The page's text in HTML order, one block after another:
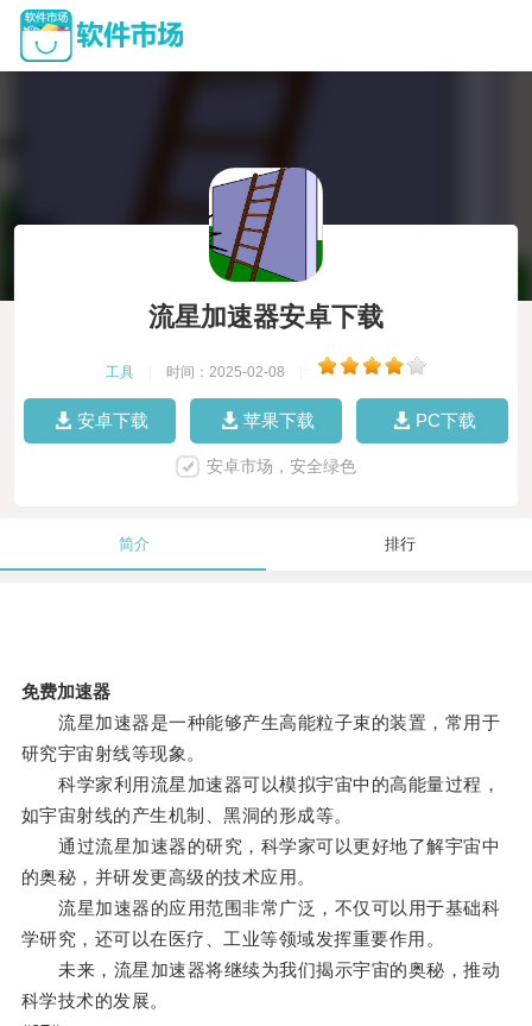
流星加速器安卓下载
工具 时间：2025-02-08
安卓下载 苹果下载 PC下载
安卓市场，安全绿色
简介 排行
免费加速器
流星加速器是一种能够产生高能粒子束的装置，常用于
研究宇宙射线等现象。
科学家利用流星加速器可以模拟宇宙中的高能量过程，
如宇宙射线的产生机制、黑洞的形成等。
通过流星加速器的研究，科学家可以更好地了解宇宙中
的奥秘，并研发更高级的技术应用。
流星加速器的应用范围非常广泛，不仅可以用于基础科
学研究，还可以在医疗、工业等领域发挥重要作用。
未来，流星加速器将继续为我们揭示宇宙的奥秘，推动
科学技术的发展。